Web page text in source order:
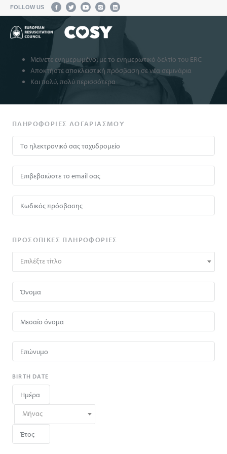
FOLLOW US
Μείνετε ενημερωμένοι με το ενημερωτικό δελτίο του ERC
Αποκτήστε αποκλειστική πρόσβαση σε νέα σεμινάρια
Και πολύ, πολύ περισσότερα
ΠΛΗΡΟΦΟΡΊΕΣ ΛΟΓΑΡΙΑΣΜΟΎ
ΠΡΟΣΩΠΙΚΈΣ ΠΛΗΡΟΦΟΡΊΕΣ
Επιλέξτε τίτλο
BIRTH DATE
Μήνας